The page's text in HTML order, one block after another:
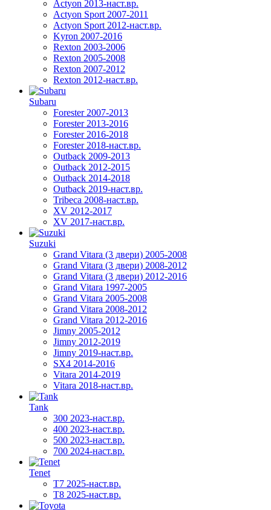
Actyon 2013-наст.вр.
Actyon Sport 2007-2011
Actyon Sport 2012-наст.вр.
Kyron 2007-2016
Rexton 2003-2006
Rexton 2005-2008
Rexton 2007-2012
Rexton 2012-наст.вр.
Subaru
Forester 2007-2013
Forester 2013-2016
Forester 2016-2018
Forester 2018-наст.вр.
Outback 2009-2013
Outback 2012-2015
Outback 2014-2018
Outback 2019-наст.вр.
Tribeca 2008-наст.вр.
XV 2012-2017
XV 2017-наст.вр.
Suzuki
Grand Vitara (3 двери) 2005-2008
Grand Vitara (3 двери) 2008-2012
Grand Vitara (3 двери) 2012-2016
Grand Vitara 1997-2005
Grand Vitara 2005-2008
Grand Vitara 2008-2012
Grand Vitara 2012-2016
Jimny 2005-2012
Jimny 2012-2019
Jimny 2019-наст.вр.
SX4 2014-2016
Vitara 2014-2019
Vitara 2018-наст.вр.
Tank
300 2023-наст.вр.
400 2023-наст.вр.
500 2023-наст.вр.
700 2024-наст.вр.
Tenet
T7 2025-наст.вр.
T8 2025-наст.вр.